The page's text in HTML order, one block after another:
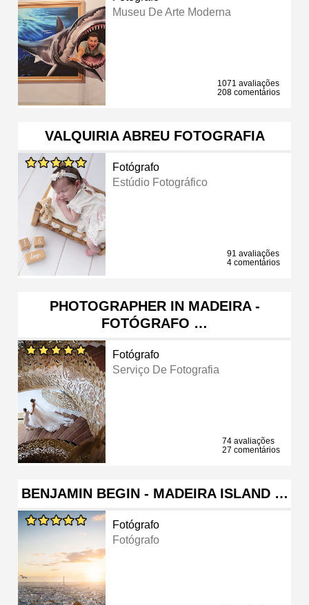
Museu De Arte Moderna
1071 avaliações
208 comentários
VALQUIRIA ABREU FOTOGRAFIA
Fotógrafo
Estúdio Fotográfico
91 avaliações
4 comentários
PHOTOGRAPHER IN MADEIRA -
FOTÓGRAFO …
Fotógrafo
Serviço De Fotografia
74 avaliações
27 comentários
BENJAMIN BEGIN - MADEIRA ISLAND …
Fotógrafo
Fotógrafo